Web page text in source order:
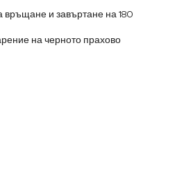
връщане и завъртане на 180
на черното прахово